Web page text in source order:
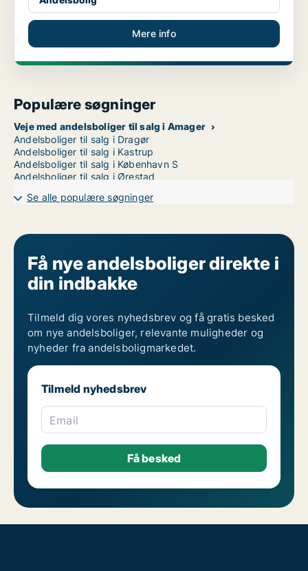
Mere info
Populære søgninger
Veje med andelsboliger til salg i Amager
Andelsboliger til salg i Dragør
Andelsboliger til salg i Kastrup
Andelsboliger til salg i København S
Andelsboliger til salg i Ørestad
Se alle populære søgninger
Få nye andelsboliger direkte i
din indbakke
Tilmeld dig vores nyhedsbrev og få gratis besked
om nye andelsboliger, relevante muligheder og
nyheder fra andelsboligmarkedet.
Tilmeld nyhedsbrev
Email